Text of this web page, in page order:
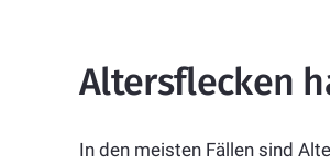
Altersflecken
In den meisten Fällen sind